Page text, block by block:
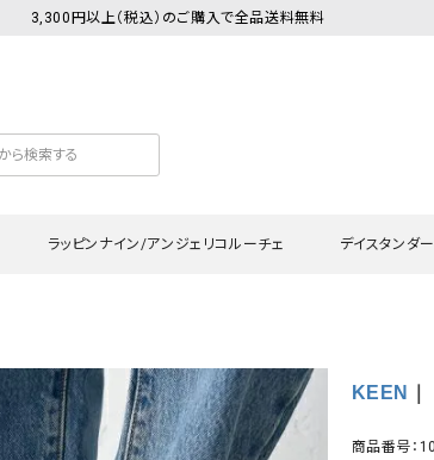
3,300円以上（税込）のご購入で全品送料無料
チュニック
ラッピンナイン/アンジェリコルーチェ
ブラウス
ガン
チュニック
デイスタンダ
カーディガン・ベスト
シャツ・ブラウス
ワ
KEEN
商品番号：